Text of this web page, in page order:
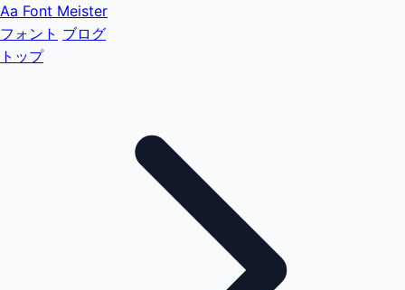
Aa Font Meister
フォント ブログ
トップ